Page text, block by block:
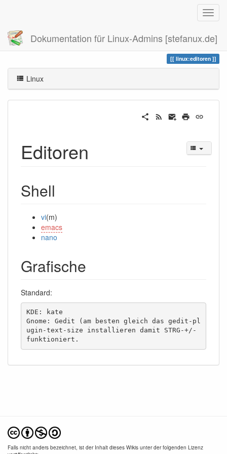
Dokumentation für Linux-Admins [stefanux.de]
Zuletzt angesehen editoren
linux:editoren
Linux
Editoren
Shell
vi(m)
emacs
nano
Grafische
Standard:
KDE: kate
Gnome: Gedit (am besten gleich das gedit-pl
ugin-text-size installieren damit STRG-+/-
funktioniert.
Falls nicht anders bezeichnet, ist der Inhalt dieses Wikis unter der folgenden Lizenz